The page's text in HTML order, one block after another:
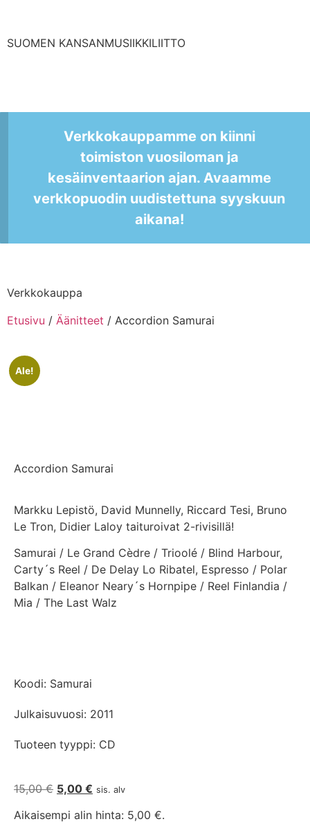
SUOMEN KANSANMUSIIKKILIITTO
Verkkokauppamme on kiinni
toimiston vuosiloman ja
kesäinventaarion ajan. Avaamme
verkkopuodin uudistettuna syyskuun
aikana!
Verkkokauppa
Etusivu / Äänitteet / Accordion Samurai
Ale!
Accordion Samurai
Markku Lepistö, David Munnelly, Riccard Tesi, Bruno
Le Tron, Didier Laloy taituroivat 2-rivisillä!
Samurai / Le Grand Cèdre / Trioolé / Blind Harbour,
Carty´s Reel / De Delay Lo Ribatel, Espresso / Polar
Balkan / Eleanor Neary´s Hornpipe / Reel Finlandia /
Mia / The Last Walz
Koodi: Samurai
Julkaisuvuosi: 2011
Tuoteen tyyppi: CD
15,00€ 5,00 € sis. alv
Aikaisempi alin hinta: 5,00 €.